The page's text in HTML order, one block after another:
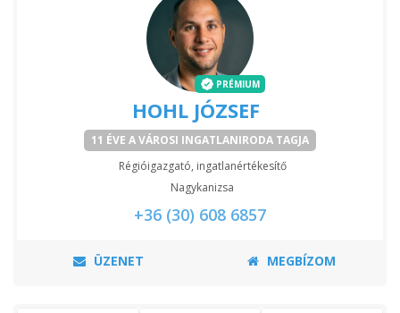
PRÉMIUM
HOHL JÓZSEF
11 ÉVE A VÁROSI INGATLANIRODA TAGJA
Régióigazgató, ingatlanértékesítő
Nagykanizsa
+36 (30) 608 6857
ÜZENET MEGBÍZOM